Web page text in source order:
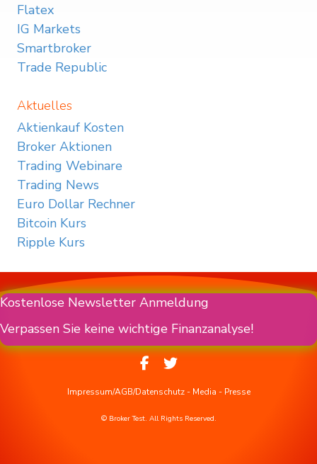
Flatex
IG Markets
Smartbroker
Trade Republic
Aktuelles
Aktienkauf Kosten
Broker Aktionen
Trading Webinare
Trading News
Euro Dollar Rechner
Bitcoin Kurs
Ripple Kurs
Kostenlose Newsletter Anmeldung
Verpassen Sie keine wichtige Finanzanalyse!
Impressum/AGB/Datenschutz- Media - Presse
© Broker Test. All Rights Reserved.